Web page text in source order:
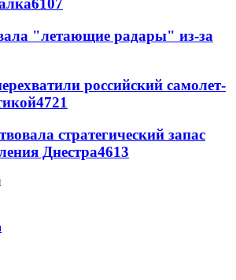
6107
"летающие радары" из-за
российский самолет-
4721
стратегический запас
Днестра4613